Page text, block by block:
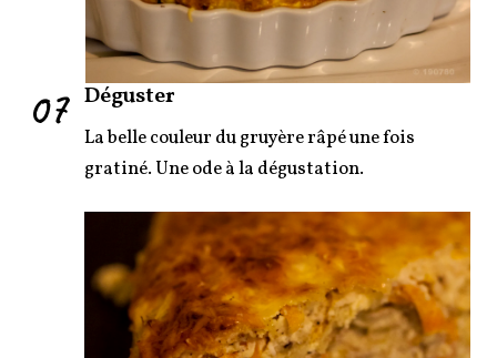
07 Déguster
La belle couleur du gruyère râpé une fois
gratiné. Une ode à la dégustation.